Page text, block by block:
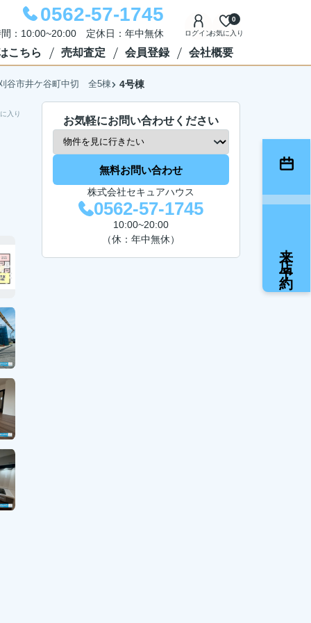
0562-57-1745
間：10:00~20:00 定休日：年中無休 ログインお気に入り
0
こちら 売却査定 会員登録 会社概要
谷市井ケ谷町中切 全5棟 4号棟
入り
お気軽にお問い合わせください
無料お問い合わせ
株式会社セキュアハウス
0562-57-1745
10:00~20:00
（休：年中無休）
来店予約